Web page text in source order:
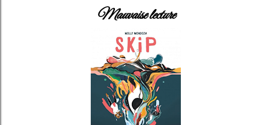
Mauvaise lecture